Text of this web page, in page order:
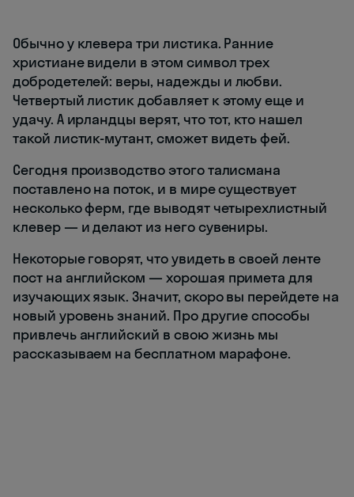
Обычно у клевера три листика. Ранние
христиане видели в этом символ трех
добродетелей: веры, надежды и любви.
Четвертый листик добавляет к этому еще и
удачу. А ирландцы верят, что тот, кто нашел
такой листик-мутант, сможет видеть фей.
Сегодня производство этого талисмана
поставлено на поток, и в мире существует
несколько ферм, где выводят четырехлистный
клевер — и делают из него сувениры.
Некоторые говорят, что увидеть в своей ленте
пост на английском — хорошая примета для
изучающих язык. Значит, скоро вы перейдете на
новый уровень знаний. Про другие способы
привлечь английский в свою жизнь мы
рассказываем на бесплатном марафоне.